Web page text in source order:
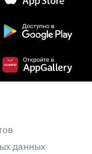
данных